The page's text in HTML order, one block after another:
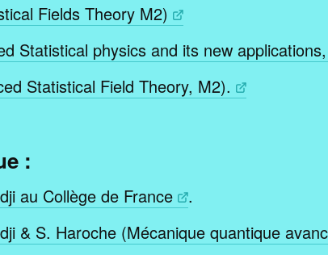
Fields Theory M2)
Statistical physics and its new
Statistical Field Theory, M2).
:
au Collège de France
.
& S. Haroche (Mécanique quantique